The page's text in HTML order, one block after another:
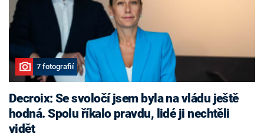
7 fotografií
Decroix: Se svoločí jsem byla na vládu ještě
hodná. Spolu říkalo pravdu, lidé ji nechtěli
vidět